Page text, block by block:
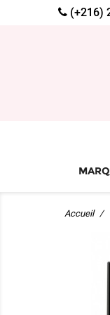
(+216)
Accueil